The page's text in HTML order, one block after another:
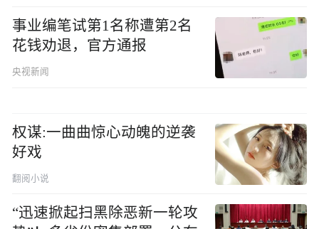
事业编笔试第1名称遭第2名
花钱劝退，官方通报
央视新闻
权谋:一曲曲惊心动魄的逆袭
好戏
翻阅小说
“迅速掀起扫黑除恶新一轮攻